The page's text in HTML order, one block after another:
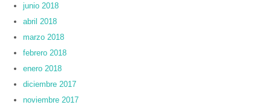
junio 2018
abril 2018
marzo 2018
febrero 2018
enero 2018
diciembre 2017
noviembre 2017